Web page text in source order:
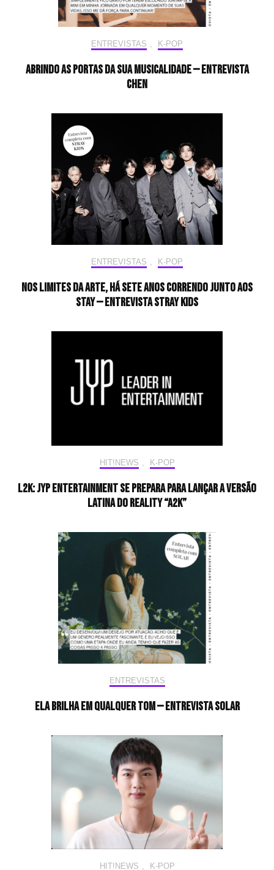
ENTREVISTAS , K-POP
Abrindo as portas da sua musicalidade — Entrevista
CHEN
ENTREVISTAS , K-POP
Nos limites da arte, há sete anos correndo junto aos
STAY — Entrevista Stray Kids
HIT!NEWS K-POP
L2K: JYP Entertainment se prepara para lançar a versão
latina do reality “A2K”
ENTREVISTAS
Ela brilha em qualquer tom — Entrevista Solar
HIT!NEWS , K-POP